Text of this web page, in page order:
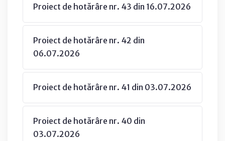
Proiect de hotărâre nr. 43 din 16.07.2026
Proiect de hotărâre nr. 42 din
06.07.2026
Proiect de hotărâre nr. 41 din 03.07.2026
Proiect de hotărâre nr. 40 din
03.07.2026